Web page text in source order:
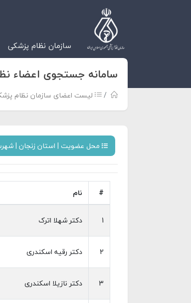
سازمان نظام پزشکی
سامانه جستجوی اعضاء
لیست اعضای سازمان نظام
محل عضویت | استان زنجان |
# نام
1 دکتر شهلا اترک
2 دکتر رقیه اسکندری
3 دکتر نازیلا اسکندری